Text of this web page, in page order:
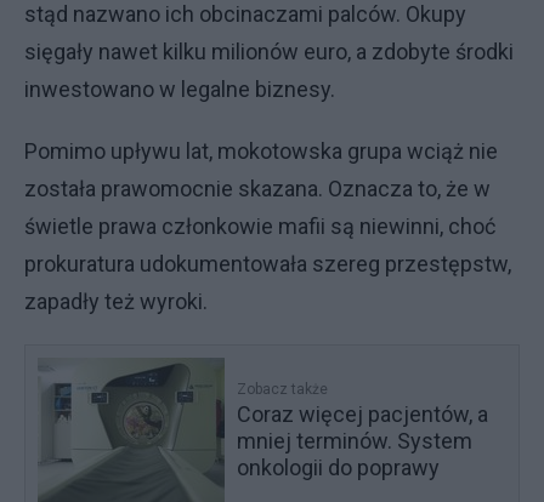
stąd nazwano ich obcinaczami palców. Okupy
sięgały nawet kilku milionów euro, a zdobyte środki
inwestowano w legalne biznesy.
Pomimo upływu lat, mokotowska grupa wciąż nie
została prawomocnie skazana. Oznacza to, że w
świetle prawa członkowie mafii są niewinni, choć
prokuratura udokumentowała szereg przestępstw,
zapadły też wyroki.
Zobacz także
Coraz więcej pacjentów, a
mniej terminów. System
onkologii do poprawy